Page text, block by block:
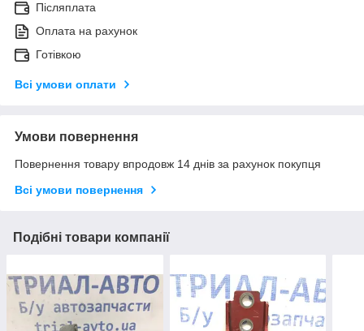
Післяплата
Оплата на рахунок
Готівкою
Всі умови оплати
Умови повернення
Повернення товару впродовж 14 днів за рахунок покупця
Всі умови повернення
Подібні товари компанії